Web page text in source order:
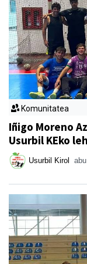
Komunitatea
Iñigo Moreno
Usurbil KEko
Usurbil Kirol